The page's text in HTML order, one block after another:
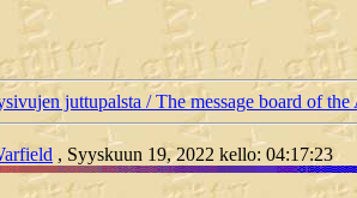
juttupalsta / The message board of
, Syyskuun 19, 2022 kello: 04:17:23